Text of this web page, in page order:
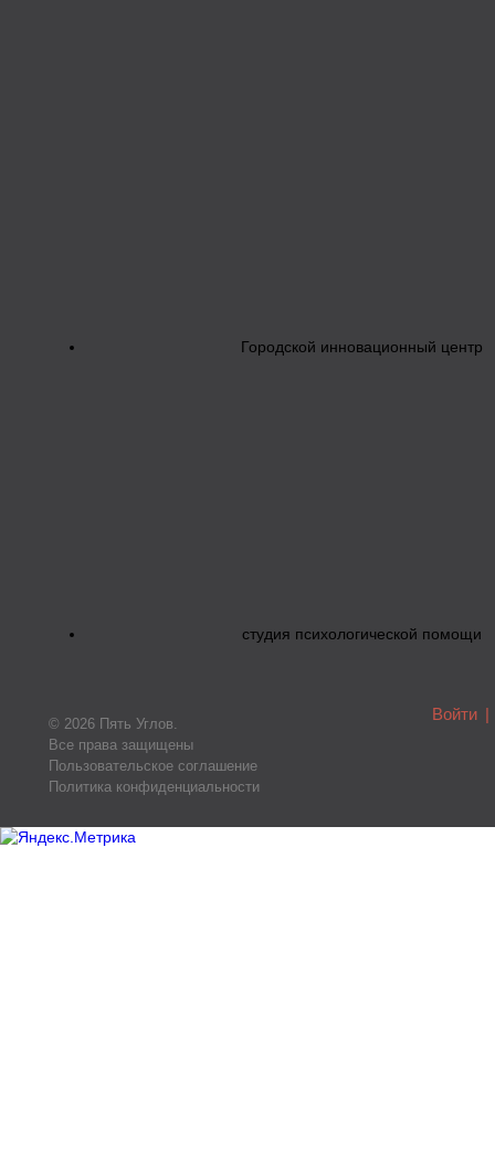
Городской инновационный центр
студия психологической помощи
© 2026 Пять Углов.
Все права защищены
Пользовательское соглашение
Политика конфиденциальности
Войти